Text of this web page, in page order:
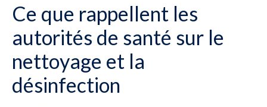
Ce que rappellent les
autorités de santé sur le
nettoyage et la
désinfection